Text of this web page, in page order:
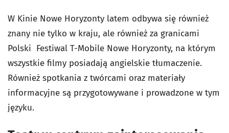
W Kinie Nowe Horyzonty latem odbywa się również
znany nie tylko w kraju, ale również za granicami
Polski Festiwal T-Mobile Nowe Horyzonty, na którym
wszystkie filmy posiadają angielskie tłumaczenie.
Również spotkania z twórcami oraz materiały
informacyjne są przygotowywane i prowadzone w tym
języku.